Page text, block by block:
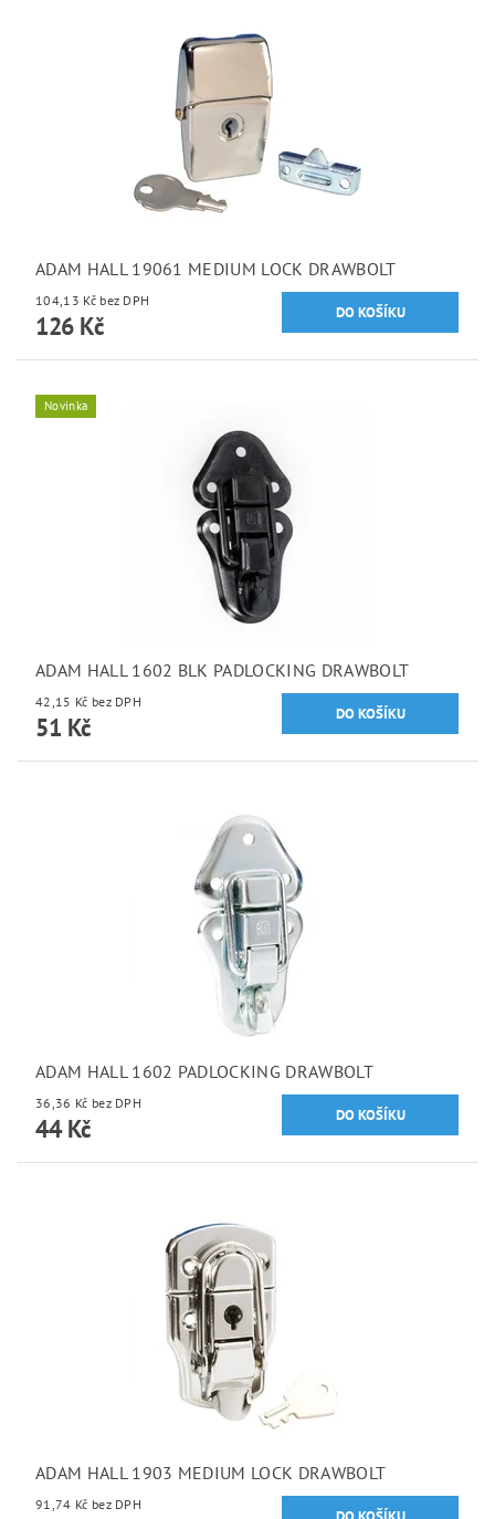
ADAM HALL 19061 MEDIUM LOCK DRAWBOLT
104,13 Kč bez DPH
126 Kč
Novinka
ADAM HALL 1602 BLK PADLOCKING DRAWBOLT
42,15 Kč bez DPH
51 Kč
ADAM HALL 1602 PADLOCKING DRAWBOLT
36,36 Kč bez DPH
44 Kč
ADAM HALL 1903 MEDIUM LOCK DRAWBOLT
91,74 Kč bez DPH